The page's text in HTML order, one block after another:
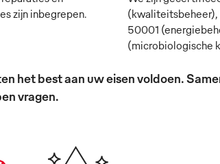
zijn inbegrepen.
(kwaliteitsbeheer),
50001
(microbiologische
het best aan uw eisen voldoen.
vragen.